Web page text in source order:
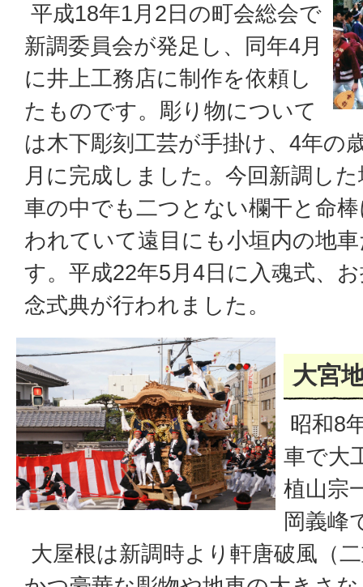
平成18年1月2日の町会総会で
新調委員会が発足し、同年4月
に井上工務店に制作を依頼し
たものです。彫り物について
は木下彫刻工芸が手掛け、4年の
月に完成しました。今回新調し
車の中でも二つとない欄干と命
われていて遠目にも小垣内の地
す。平成22年5月4日に入魂式、
念式典が行われました。
大宮
昭和8
車で大
植山宗
岡義峰
大屋根は新調時より軒唐破風（